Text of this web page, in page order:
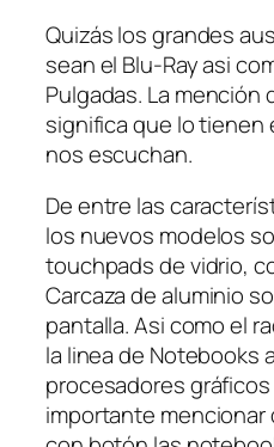
Quizás los grandes
sean el Blu-Ray asi
Pulgadas. La
significa que lo tienen
nos escuchan.
De entre las
los nuevos modelos
touchpads de vidrio,
Carcaza de aluminio
pantalla. Asi como el
la linea de Notebooks
procesadores gráficos
importante